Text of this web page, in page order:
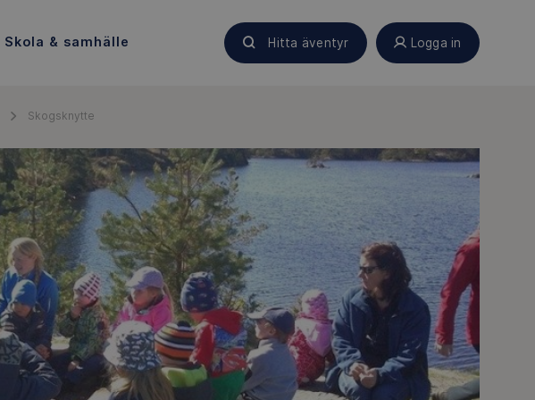
Skola & samhälle Hitta äventyr Logga in
Skogsknytte